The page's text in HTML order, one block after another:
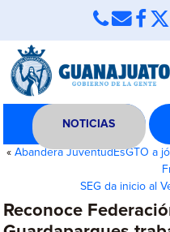
NOTICIAS
« Abandera JuventudEsGTO a
SEG da inicio al
Reconoce